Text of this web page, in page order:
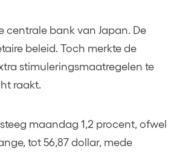
centrale bank van Japan. De
beleid. Toch merkte de
stimuleringsmaatregelen te
raakt.
maandag 1,2 procent, ofwel
tot 56,87 dollar, mede